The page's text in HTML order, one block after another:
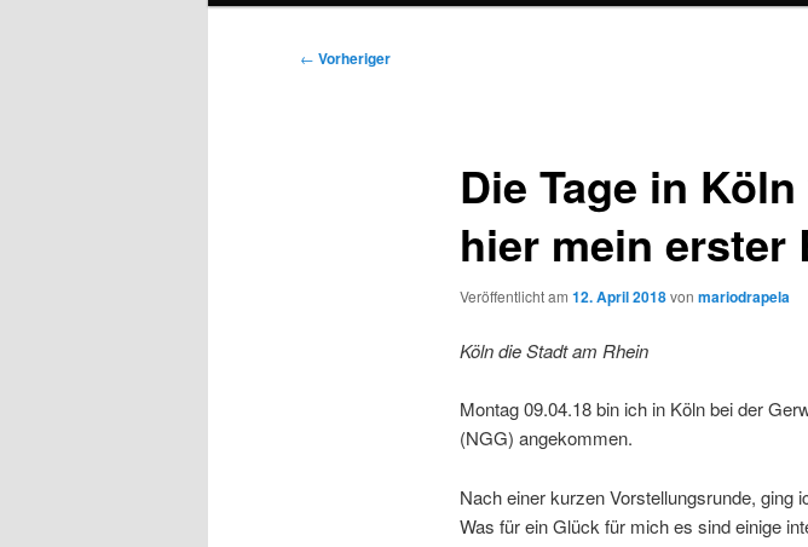
Beitragsnavigation
← Vorheriger
Die Tage in
hier mein erster
Veröffentlicht am 12. April 2018von mariodrapela
Köln die Stadt am Rhein
Montag 09.04.18 bin ich in Köln bei der
(NGG) angekommen.
Nach einer kurzen Vorstellungsrunde, ging
Was für ein Glück für mich es sind einige